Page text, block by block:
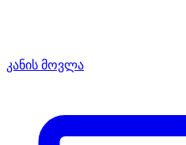
კანის მოვლა